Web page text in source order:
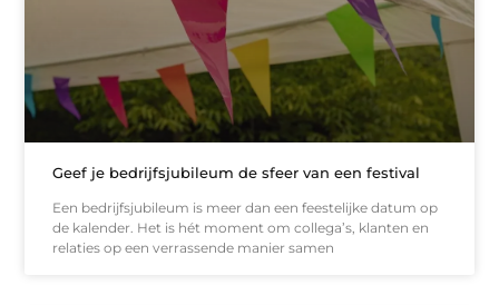
Geef je bedrijfsjubileum de sfeer van een festival
Een bedrijfsjubileum is meer dan een feestelijke datum op
de kalender. Het is hét moment om collega’s, klanten en
relaties op een verrassende manier samen